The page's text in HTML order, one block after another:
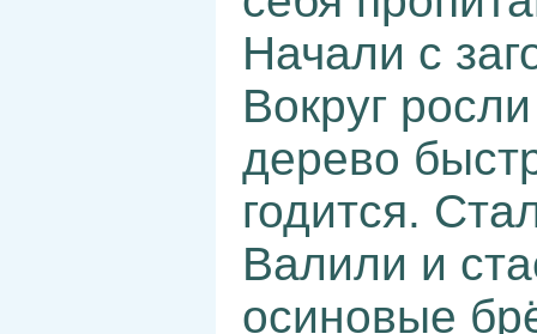
Начали с
Вокруг
дерево
годится.
Валили и
осиновые